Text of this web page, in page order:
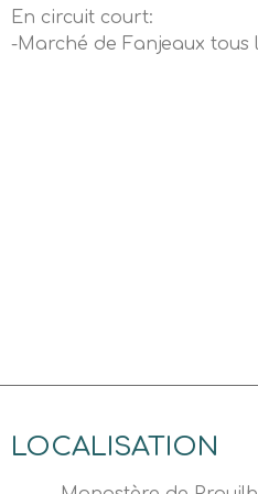
En circuit court:
-Marché de Fanjeaux tous
LOCALISATION